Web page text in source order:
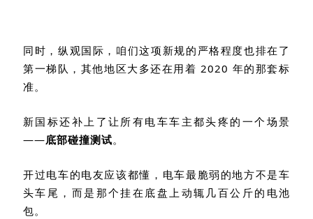
同时，纵观国际，咱们这项新规的严格程度也排在了
第一梯队，其他地区大多还在用着2020 年的那套标
准。
新国标还补上了让所有电车车主都头疼的一个场景
——底部碰撞测试。
开过电车的电友应该都懂，电车最脆弱的地方不是车
头车尾，而是那个挂在底盘上动辄几百公斤的电池
包。